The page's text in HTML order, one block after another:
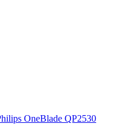
OneBlade QP2530